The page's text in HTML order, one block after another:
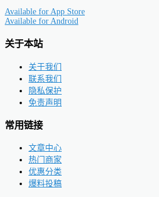
Available for App Store
Available for Android
关于本站
关于我们
联系我们
隐私保护
免责声明
常用链接
文章中心
热门商家
优惠分类
爆料投稿